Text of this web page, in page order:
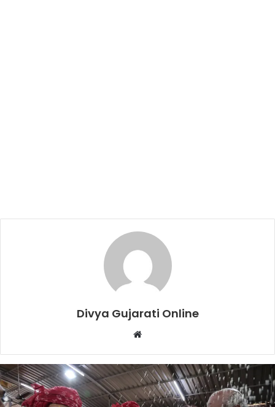
Divya Gujarati Online
Website